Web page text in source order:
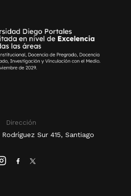
Dirección
Sur 415, Santiago